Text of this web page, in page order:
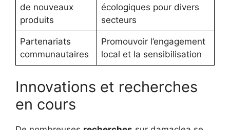
de nouveaux
produits
écologiques pour divers
secteurs
Partenariats
communautaires
Promouvoir l’engagement
local et la sensibilisation
Innovations et recherches
en cours